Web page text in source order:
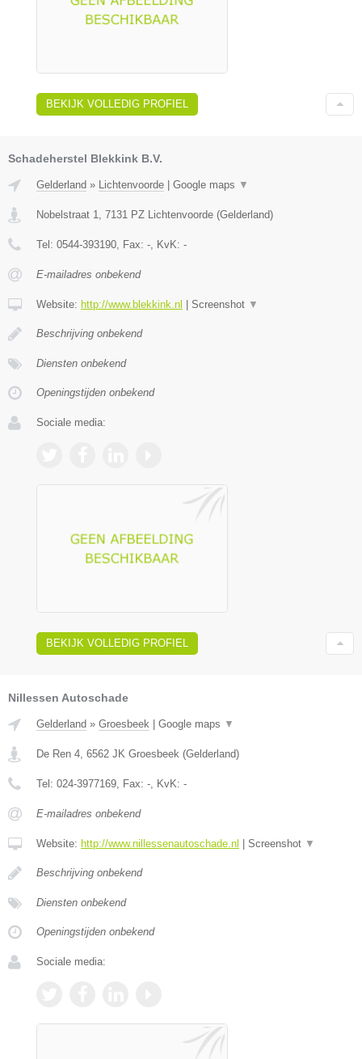
BEKIJK VOLLEDIG PROFIEL
Schadeherstel Blekkink B.V.
Gelderland » Lichtenvoorde Google maps ▼
Nobelstraat 1, 7131 PZ Lichtenvoorde (Gelderland)
Tel: 0544-393190, Fax: -, KvK: -
E-mailadres onbekend
Website: http://www.blekkink.nl Screenshot ▼
Beschrijving onbekend
Diensten onbekend
Openingstijden onbekend
Sociale media:
BEKIJK VOLLEDIG PROFIEL
Nillessen Autoschade
Gelderland » Groesbeek Google maps ▼
De Ren 4 6562 JK Groesbeek (Gelderland)
Tel: 024-3977169 , Fax: - , KvK: -
E-mailadres onbekend
Website: http://www.nillessenautoschade.nl Screenshot ▼
Beschrijving onbekend
Diensten onbekend
Openingstijden onbekend
Sociale media: